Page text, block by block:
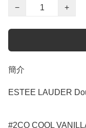
−
+
簡介
ESTEE LAUDER
#2CO COOL